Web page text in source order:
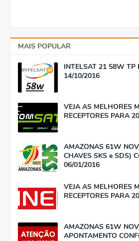
MAIS POPULAR
INTELSAT 21 58W TP
14/10/2016
VEJA AS MELHORES
RECEPTORES PARA
AMAZONAS 61W
CHAVES SKS e SDS)
06/01/2016
VEJA AS MELHORES
RECEPTORES PARA
AMAZONAS 61W
APONTAMENTO